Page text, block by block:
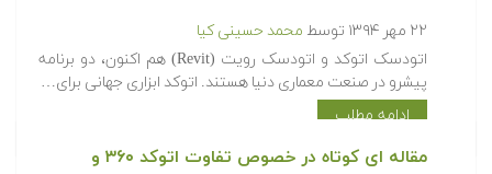
۲۲ مهر ۱۳۹۴ توسط محمد حسینی کیا
اتودسک اتوکد و اتودسک رویت (Revit) هم اکنون، دو برنامه
پیشرو در صنعت معماری دنیا هستند. اتوکد ابزاری جهانی برای…
ادامه مطلب
مقاله ای کوتاه در خصوص تفاوت اتوکد ۳۶۰ و